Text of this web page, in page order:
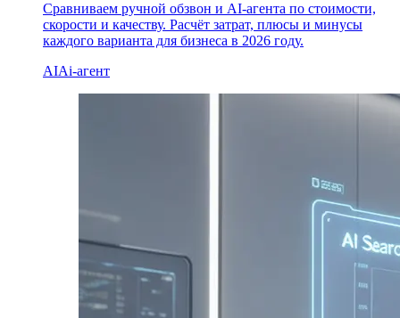
Сравниваем ручной обзвон и AI-агента по стоимости,
скорости и качеству. Расчёт затрат, плюсы и минусы
каждого варианта для бизнеса в 2026 году.
AIAi-агент